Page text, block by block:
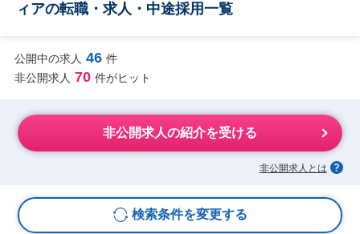
ィアの転職・求人・中途採用一覧
公開中の求人 46 件
非公開求人 70 件がヒット
非公開求人の紹介を受ける
非公開求人とは
検索条件を変更する